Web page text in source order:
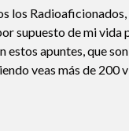
los
supuesto de mi vida
apuntes, que
veas más de 200